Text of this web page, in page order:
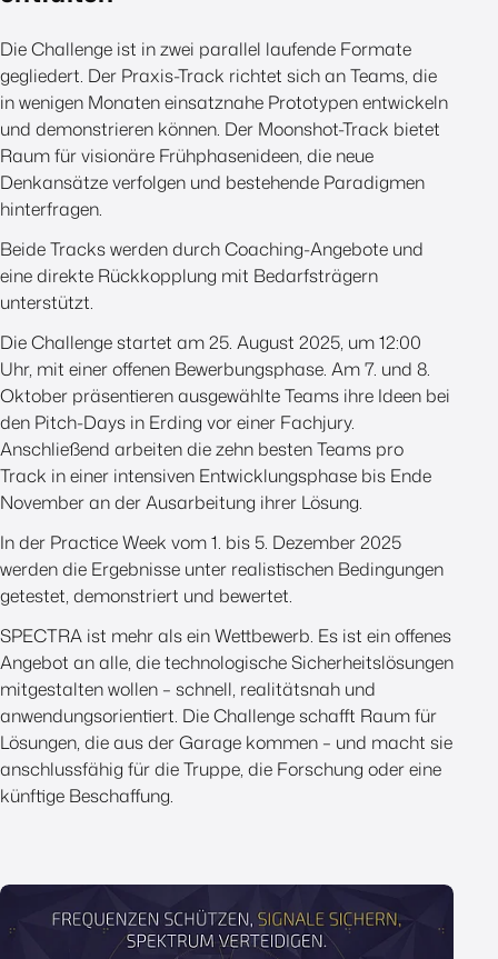
Die Challenge ist in zwei parallel laufende Formate
gegliedert. Der Praxis-Track richtet sich an Teams, die
in wenigen Monaten einsatznahe Prototypen entwickeln
und demonstrieren können. Der Moonshot-Track bietet
Raum für visionäre Frühphasenideen, die neue
Denkansätze verfolgen und bestehende Paradigmen
hinterfragen.
Beide Tracks werden durch Coaching-Angebote und
eine direkte Rückkopplung mit Bedarfsträgern
unterstützt.
Die Challenge startet am 25. August 2025, um 12:00
Uhr, mit einer offenen Bewerbungsphase. Am 7. und 8.
Oktober präsentieren ausgewählte Teams ihre Ideen bei
den Pitch-Days in Erding vor einer Fachjury.
Anschließend arbeiten die zehn besten Teams pro
Track in einer intensiven Entwicklungsphase bis Ende
November an der Ausarbeitung ihrer Lösung.
In der Practice Week vom 1. bis 5. Dezember 2025
werden die Ergebnisse unter realistischen Bedingungen
getestet, demonstriert und bewertet.
SPECTRA ist mehr als ein Wettbewerb. Es ist ein offenes
Angebot an alle, die technologische Sicherheitslösungen
mitgestalten wollen – schnell, realitätsnah und
anwendungsorientiert. Die Challenge schafft Raum für
Lösungen, die aus der Garage kommen – und macht sie
anschlussfähig für die Truppe, die Forschung oder eine
künftige Beschaffung.